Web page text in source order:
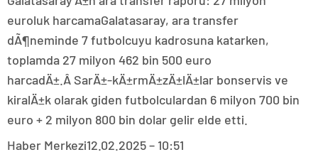
euroluk harcamaGalatasaray, ara transfer
dÃ¶neminde 7 futbolcuyu kadrosuna katarken,
toplamda 27 milyon 462 bin 500 euro
harcadÄ±.Â SarÄ±-kÄ±rmÄ±zÄ±lÄ±lar bonservis ve
kiralÄ±k olarak giden futbolculardan 6 milyon 700 bin
euro + 2 milyon 800 bin dolar gelir elde etti.
Haber Merkezi12.02.2025 – 10:51